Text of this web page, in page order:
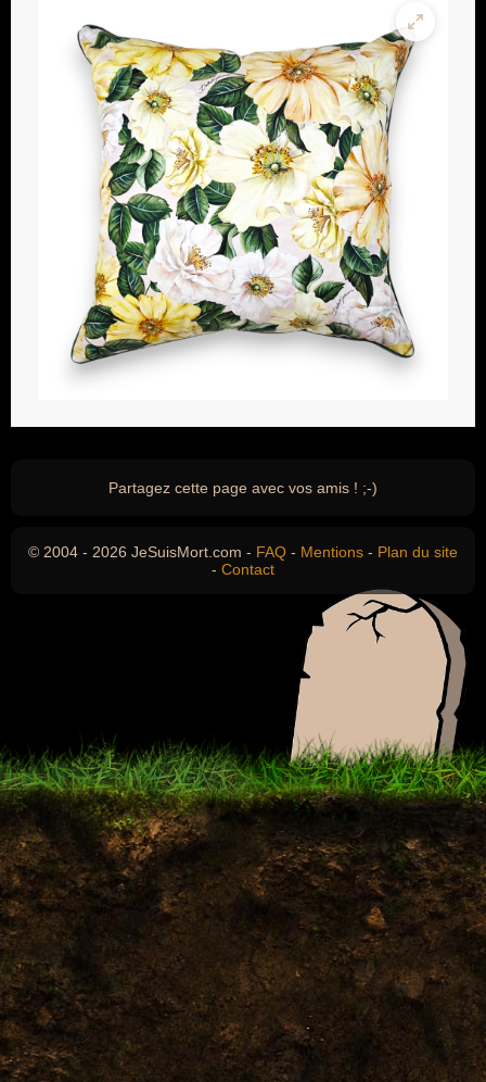
Partagez cette page avec vos amis ! ;-)
© 2004 - 2026 JeSuisMort.com - FAQ - Mentions - Plan du site
- Contact